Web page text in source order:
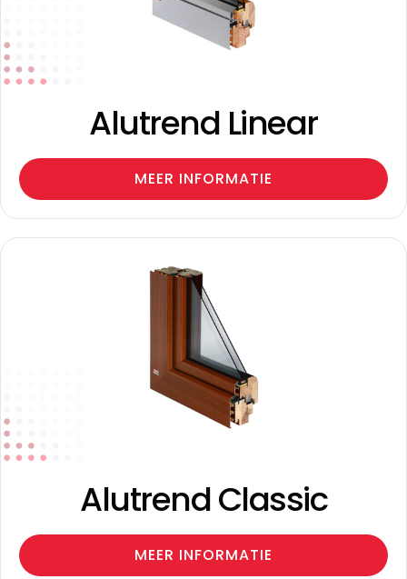
Alutrend Linear
MEER INFORMATIE
Alutrend Classic
MEER INFORMATIE